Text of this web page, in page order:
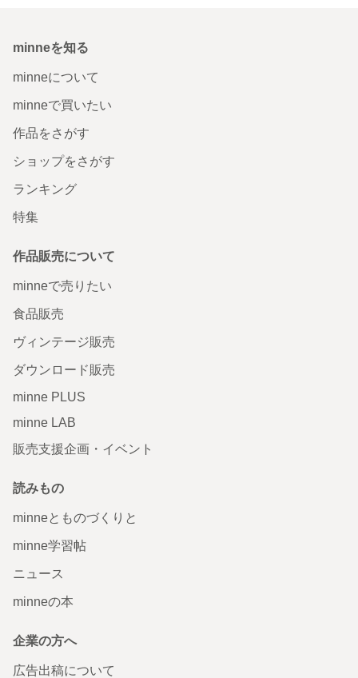
minneを知る
minneについて
minneで買いたい
作品をさがす
ショップをさがす
ランキング
特集
作品販売について
minneで売りたい
食品販売
ヴィンテージ販売
ダウンロード販売
minne PLUS
minne LAB
販売支援企画・イベント
読みもの
minneとものづくりと
minne学習帖
ニュース
minneの本
企業の方へ
広告出稿について